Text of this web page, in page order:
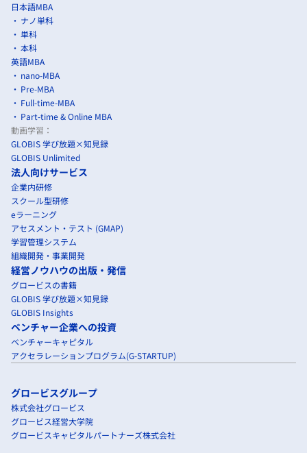
日本語MBA
ナノ単科
単科
本科
英語MBA
nano-MBA
Pre-MBA
Full-time-MBA
Part-time & Online MBA
動画学習：
GLOBIS 学び放題×知見録
GLOBIS Unlimited
法人向けサービス
企業内研修
スクール型研修
eラーニング
アセスメント・テスト (GMAP)
学習管理システム
組織開発・事業開発
経営ノウハウの出版・発信
グロービスの書籍
GLOBIS 学び放題×知見録
GLOBIS Insights
ベンチャー企業への投資
ベンチャーキャピタル
アクセラレーションプログラム(G-STARTUP)
グロービスグループ
株式会社グロービス
グロービス経営大学院
グロービスキャピタルパートナーズ株式会社